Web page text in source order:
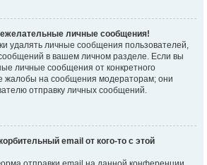
личные сообщения!
удалять личные сообщения пользователей,
в вашем личном разделе. Если вы
личные сообщения от конкретного
жалобы на сообщения модераторам; они
отправку личных сообщений.
email от кого-то с этой